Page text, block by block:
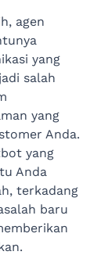
agen
yang
salah
yang
Anda.
yang
Anda
terkadang
baru